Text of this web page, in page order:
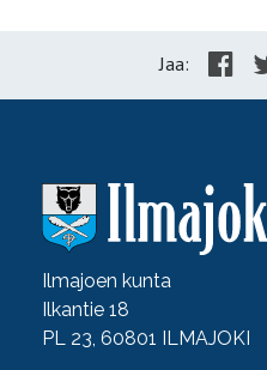
Jaa:
Ilmajoen kunta
Ilkantie 18
PL 23, 60801 ILMAJOKI